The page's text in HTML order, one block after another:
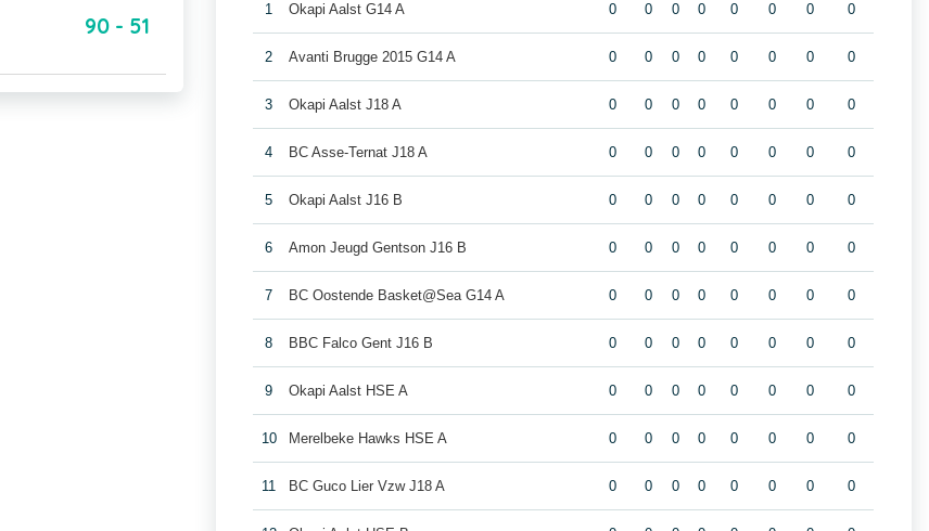
90 - 51
1 Okapi Aalst G14 A 0 0 0 0 0 0 0 0
2 Avanti Brugge 2015 G14 A 0 0 0 0 0 0 0 0
3 Okapi Aalst J18 A 0 0 0 0 0 0 0 0
4 BC Asse-Ternat J18 A 0 0 0 0 0 0 0 0
5 Okapi Aalst J16 B 0 0 0 0 0 0 0 0
6 Amon Jeugd Gentson J16 B 0 0 0 0 0 0 0 0
7 BC Oostende Basket@Sea G14 A 0 0 0 0 0 0 0 0
8 BBC Falco Gent J16 B 0 0 0 0 0 0 0 0
9 Okapi Aalst HSE A 0 0 0 0 0 0 0 0
10 Merelbeke Hawks HSE A 0 0 0 0 0 0 0 0
11 BC Guco Lier Vzw J18 A 0 0 0 0 0 0 0 0